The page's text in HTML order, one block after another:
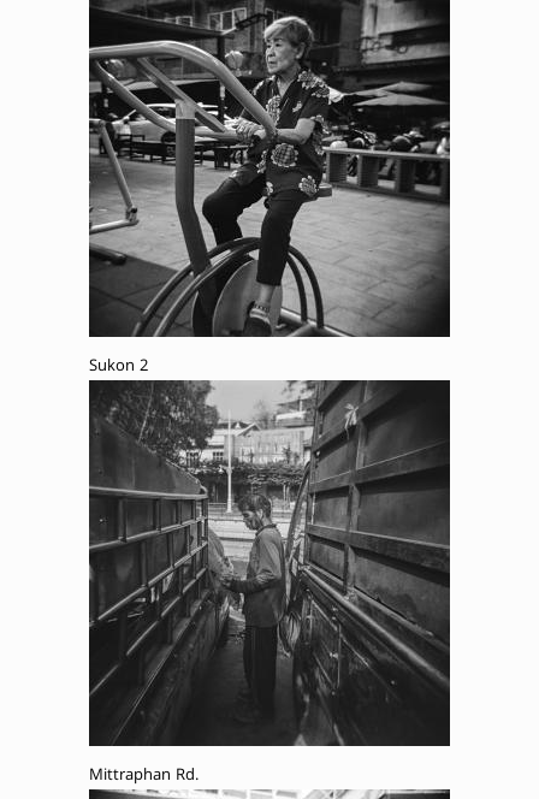
Sukon 2
Mittraphan Rd.